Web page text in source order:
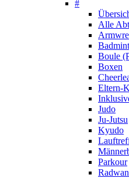
#
Alle
Boule
Boxen
Eltern-
Judo
Ju-Jutsu
Kyudo
Parkour